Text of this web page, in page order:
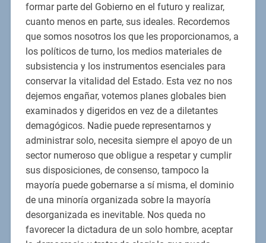
formar parte del Gobierno en el futuro y realizar,
cuanto menos en parte, sus ideales. Recordemos
que somos nosotros los que les proporcionamos, a
los políticos de turno, los medios materiales de
subsistencia y los instrumentos esenciales para
conservar la vitalidad del Estado. Esta vez no nos
dejemos engañar, votemos planes globales bien
examinados y digeridos en vez de a diletantes
demagógicos. Nadie puede representarnos y
administrar solo, necesita siempre el apoyo de un
sector numeroso que obligue a respetar y cumplir
sus disposiciones, de consenso, tampoco la
mayoría puede gobernarse a sí misma, el dominio
de una minoría organizada sobre la mayoría
desorganizada es inevitable. Nos queda no
favorecer la dictadura de un solo hombre, aceptar